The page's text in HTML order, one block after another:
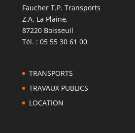
Faucher T.P. Transports
Z.A. La Plaine,
87220 Boisseuil
Tél. : 05 55 30 61 00
TRANSPORTS
TRAVAUX PUBLICS
LOCATION